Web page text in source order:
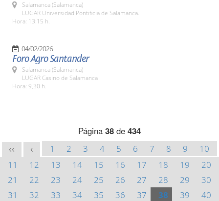
Salamanca (Salamanca)
LUGAR Universidad Pontificia de Salamanca.
Hora: 13:15 h.
04/02/2026
Foro Agro Santander
Salamanca (Salamanca)
LUGAR Casino de Salamanca
Hora: 9,30 h.
Página 38 de 434
<< < 1 2 3 4 5 6 7 8 9
10
11
12 13 14 15 16 17 18 19
20
21
22 23 24 25 26 27 28 29
30
31
32 33 34 35 36 37 38 39
40